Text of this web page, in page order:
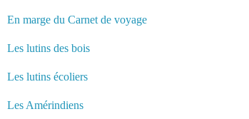
En marge du Carnet de voyage
Les lutins des bois
Les lutins écoliers
Les Amérindiens